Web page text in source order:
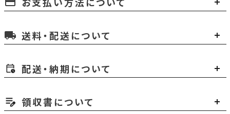
local_shipping 送料・配送について
配送・納期について
領収書について